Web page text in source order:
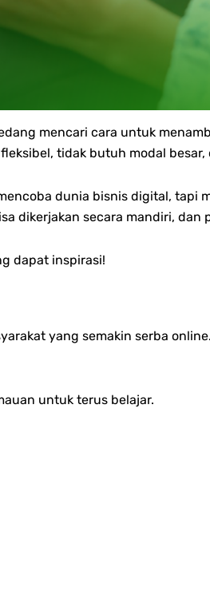
mencari cara untuk
tidak butuh modal
dunia bisnis digital, tapi
dikerjakan secara mandiri,
dapat inspirasi!
yang semakin serba
untuk terus belajar.